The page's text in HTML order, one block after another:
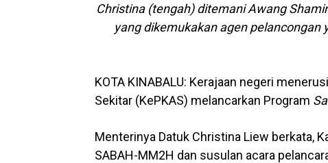
Christina (tengah) ditemani Awang
yang dikemukakan agen pelancongan
KOTA KINABALU: Kerajaan negeri
Sekitar (KePKAS) melancarkan Program
Menterinya Datuk Christina Liew berkata,
SABAH-MM2H dan susulan acara